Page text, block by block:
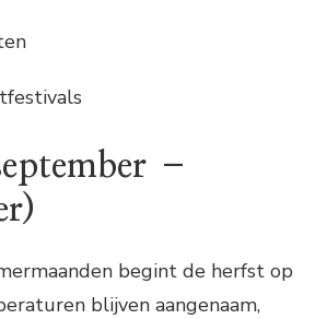
–
begint de herfst op
blijven aangenaam,